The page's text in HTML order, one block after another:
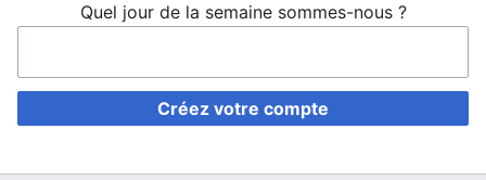
Quel jour de la semaine sommes-nous ?
Créez votre compte